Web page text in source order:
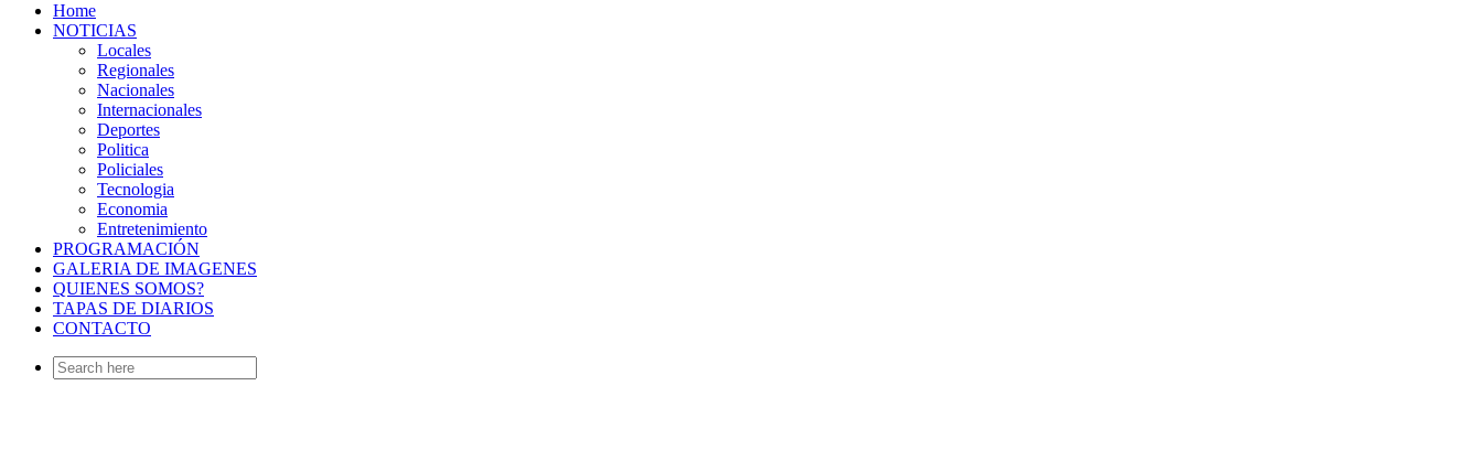
Home
NOTICIAS
Locales
Regionales
Nacionales
Internacionales
Deportes
Politica
Policiales
Tecnologia
Economia
Entretenimiento
PROGRAMACIÓN
GALERIA DE IMAGENES
QUIENES SOMOS?
TAPAS DE DIARIOS
CONTACTO
Search
for: